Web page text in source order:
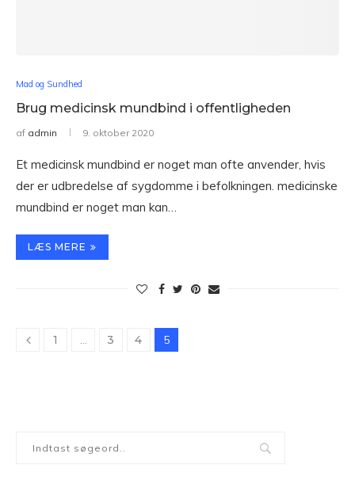
Mad og Sundhed
Brug medicinsk mundbind i offentligheden
af admin 9. oktober 2020
Et medicinsk mundbind er noget man ofte anvender, hvis
der er udbredelse af sygdomme i befolkningen. medicinske
mundbind er noget man kan…
LÆS MERE
1 … 3 4 5